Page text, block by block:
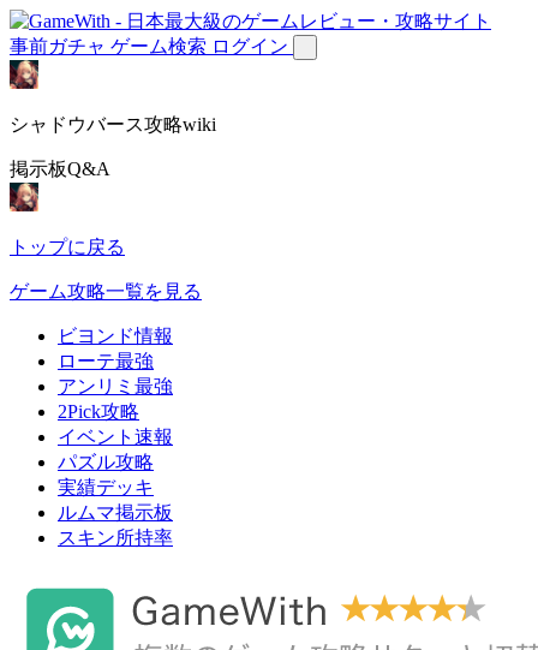
事前ガチャ ゲーム検索 ログイン
シャドウバース攻略wiki
掲示板Q&A
トップに戻る
ゲーム攻略一覧を見る
ビヨンド情報
ローテ最強
アンリミ最強
2Pick攻略
イベント速報
パズル攻略
実績デッキ
ルムマ掲示板
スキン所持率